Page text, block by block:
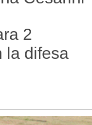
2
la difesa